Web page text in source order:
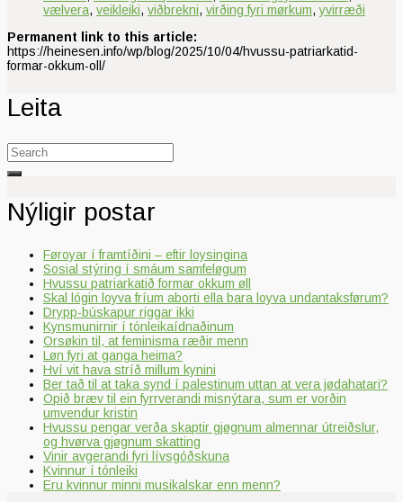
vælvera, veikleiki, viðbrekni, virðing fyri mørkum,yvirræði
Permanent link to this article:
https://heinesen.info/wp/blog/2025/10/04/hvussu-patriarkatid-
formar-okkum-oll/
Leita
Search
for:
Nýligir postar
Føroyar í framtíðini – eftir loysingina
Sosial stýring í smáum samfeløgum
Hvussu patriarkatið formar okkum øll
Skal lógin loyva fríum aborti ella bara loyva undantaksførum?
Drypp-búskapur riggar ikki
Kynsmunirnir í tónleikaídnaðinum
Orsøkin til, at feminisma ræðir menn
Løn fyri at ganga heima?
Hví vit hava stríð millum kynini
Ber tað til at taka synd í palestinum uttan at vera jødahatari?
Opið bræv til ein fyrrverandi misnýtara, sum er vorðin
umvendur kristin
Hvussu pengar verða skaptir gjøgnum almennar útreiðslur,
og hvørva gjøgnum skatting
Vinir avgerandi fyri lívsgóðskuna
Kvinnur í tónleiki
Eru kvinnur minni musikalskar enn menn?